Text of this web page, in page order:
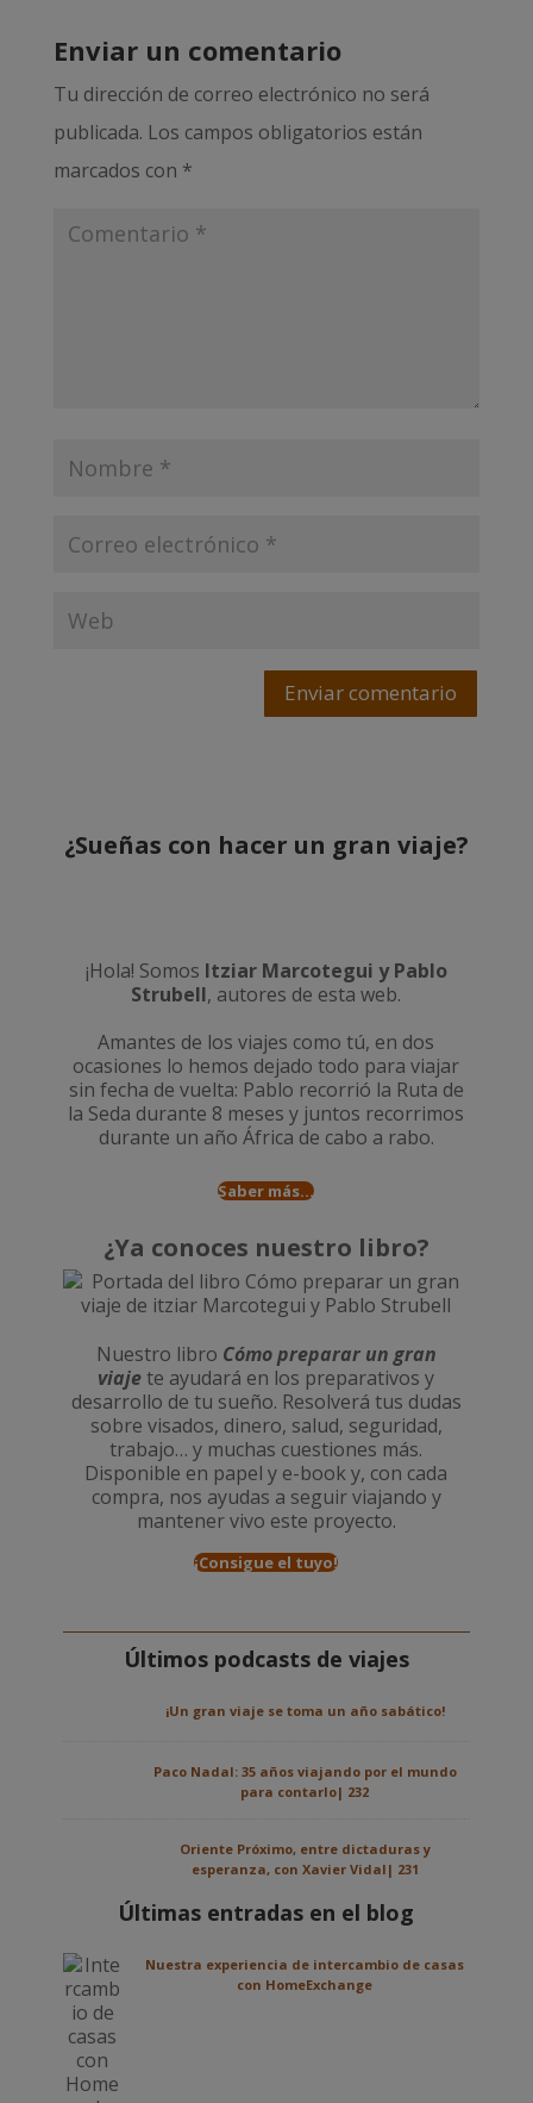
Enviar un comentario
Tu dirección de correo electrónico no será
publicada. Los campos obligatorios están
marcados con *
Enviar comentario
¿Sueñas con hacer un gran viaje?
¡Hola! Somos Itziar Marcotegui y Pablo
Strubell, autores de esta web.
Amantes de los viajes como tú, en dos
ocasiones lo hemos dejado todo para viajar
sin fecha de vuelta: Pablo recorrió la Ruta de
la Seda durante 8 meses y juntos recorrimos
durante un año África de cabo a rabo.
Saber más...
¿Ya conoces nuestro libro?
Nuestro libro Cómo preparar un gran
viajete ayudará en los preparativos y
desarrollo de tu sueño. Resolverá tus dudas
sobre visados, dinero, salud, seguridad,
trabajo… y muchas cuestiones más.
Disponible en papel y e-book y, con cada
compra, nos ayudas a seguir viajando y
mantener vivo este proyecto.
¡Consigue el tuyo!
Últimos podcasts de viajes
¡Un gran viaje se toma un año sabático!
Paco Nadal: 35 años viajando por el mundo
para contarlo| 232
Oriente Próximo, entre dictaduras y
esperanza, con Xavier Vidal| 231
Últimas entradas en el blog
Nuestra experiencia de intercambio de casas
con HomeExchange